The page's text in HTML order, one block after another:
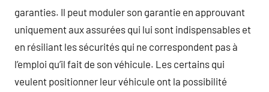
garanties. Il peut moduler son garantie en approuvant
uniquement aux assurées qui lui sont indispensables et
en résiliant les sécurités qui ne correspondent pas à
l’emploi qu’il fait de son véhicule. Les certains qui
veulent positionner leur véhicule ont la possibilité